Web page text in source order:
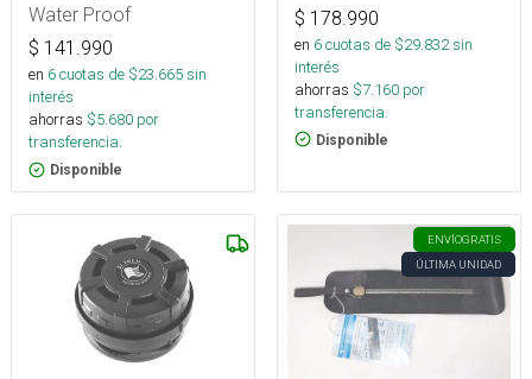
Water Proof
$ 141.990
en 6cuotas de $23.665sin
interés
ahorras $5.680 por
transferencia.
Disponible
$ 178.990
en 6cuotas de $29.832sin
interés
ahorras $7.160 por
transferencia.
Disponible
ENVÍOGRATIS
ÚLTIMA UNIDAD